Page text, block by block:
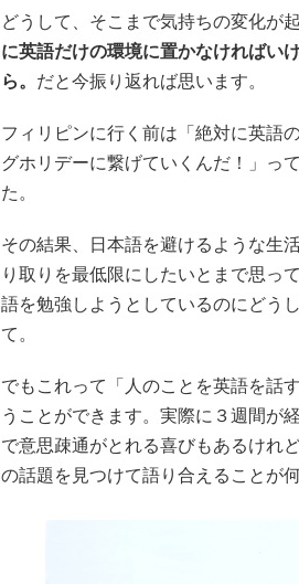
どうして、そこまで気持ちの変化が
に英語だけの環境に置かなければい
ら。 だと今振り返れば思います。
フィリピンに行く前は「絶対に英語
グホリデーに繋げていくんだ！」っ
た。
その結果、日本語を避けるような生
り取りを最低限にしたいとまで思っ
語を勉強しようとしているのにどう
て。
でもこれって「人のことを英語を話
うことができます。実際に３週間が
で意思疎通がとれる喜びもあるけれ
の話題を見つけて語り合えることが